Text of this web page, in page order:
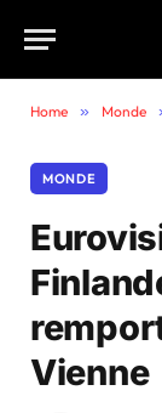
Home » Monde
MONDE
Vienne